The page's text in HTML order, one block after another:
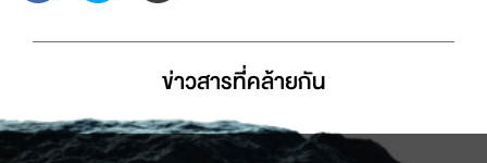
ข่าวสารที่่คล้ายกัน